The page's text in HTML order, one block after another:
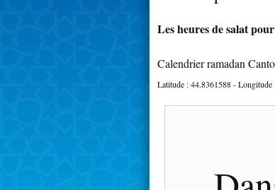
Les heures de salat
Calendrier ramadan
Latitude :44.8361588- Longitude